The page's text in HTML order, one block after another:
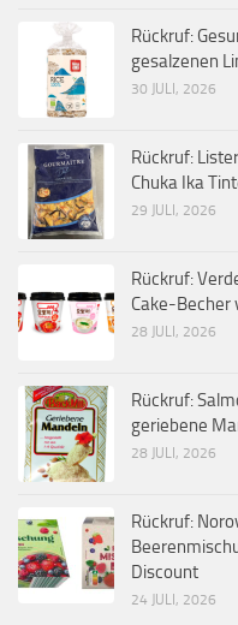
Rückruf:
gesalzenen
30 JULI, 2026
Rückruf:
Chuka Ika
29 JULI, 2026
Rückruf:
Cake-Becher
28 JULI, 2026
Rückruf:
geriebene
28 JULI, 2026
Rückruf:
Discount
24 JULI, 2026